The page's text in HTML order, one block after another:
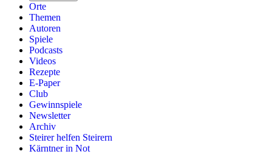
Orte
Themen
Autoren
Spiele
Podcasts
Videos
Rezepte
E-Paper
Club
Gewinnspiele
Newsletter
Archiv
Steirer helfen Steirern
Kärntner in Not